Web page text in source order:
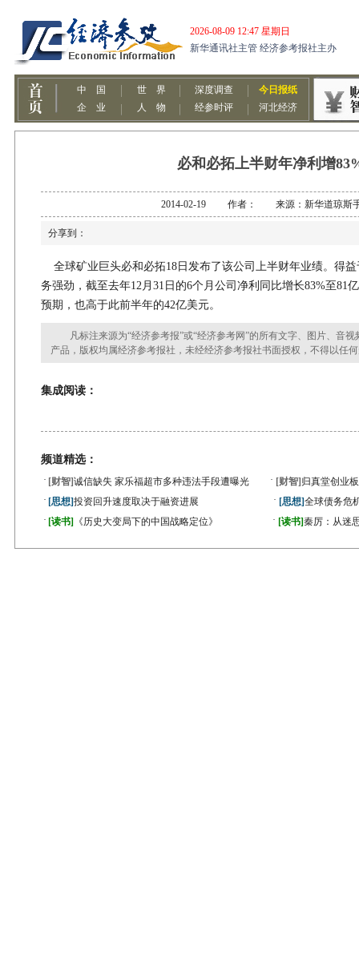
必和必拓上半财年净利增
2014-02-19 作者： 来源：新华道琼斯
分享到：
全球矿业巨头必和必拓18日发布了该公司上半财年业绩。得
务强劲，截至去年12月31日的6个月公司净利同比增长83%至81
预期，也高于此前半年的42亿美元。
凡标注来源为“经济参考报”或“经济参考网”的所有文字、图片、音视
产品，版权均属经济参考报社，未经经济参考报社书面授权，不得以任
集成阅读：
频道精选：
· [财智]诚信缺失 家乐福超市多种违法手段遭曝光 · [财智] 归真堂创业
· [思想]投资回升速度取决于融资进展 · [思想]全球债务危
· [读书] 《历史大变局下的中国战略定位》 · [读书]秦厉：从迷